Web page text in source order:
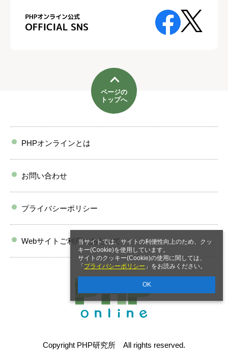
当サイトでは、サイトの利便性向上のため、クッ
キー(Cookie)を使用しています。
サイトのクッキー(Cookie)の使用に関しては、
「 プライバシーポリシー 」をお読みください。
OK
ページの
トップへ
PHPオンラインとは
お問い合わせ
プライバシーポリシー
Webサイトご利用にあたって
Copyright PHP研究所 All rights reserved.